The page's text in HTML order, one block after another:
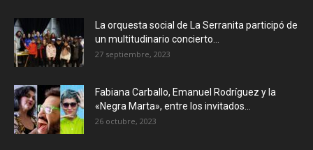
La orquesta social de La Serranita participó de
un multitudinario concierto...
27 septiembre, 2023
Fabiana Carballo, Emanuel Rodríguez y la
«Negra Marta», entre los invitados...
26 octubre, 2023